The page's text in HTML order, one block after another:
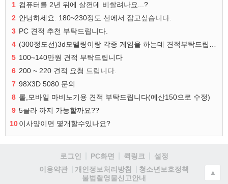
1 컴퓨터를 2년 뒤에 살껀데 비쌀려나요...?
2 안녕하세요. 180~230정도 선에서 잡고싶습니다.
3 PC 견적 추천 부탁드립니다.
4
5 100~140만원 견적 부탁드립니다
6 200 ~ 220 견적 요청 드립니다.
7 98X3D 5080 문의
8 롤,모바일 마비노기용 견적 부탁드립니다(예산150으로 수정)
9 5클라 까지 가능할까요??
10이사양이면 몇개할수있나요?
로그인 PC화면 퀵링크
설정
이용약관
개인정보처리방침
청소년보호정책
불법촬영물신고안내
▲